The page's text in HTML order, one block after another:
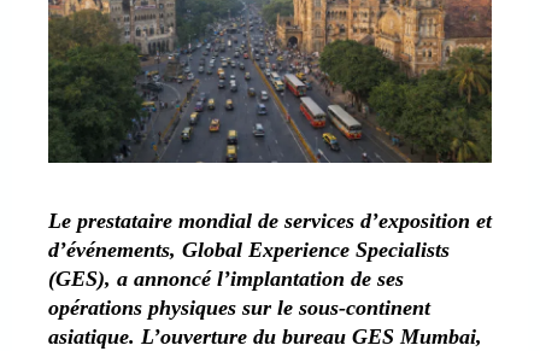
Le prestataire mondial de services d’exposition et
d’événements, Global Experience Specialists
(GES), a annoncé l’implantation de ses
opérations physiques sur le sous-continent
asiatique. L’ouverture du bureau GES Mumbai,